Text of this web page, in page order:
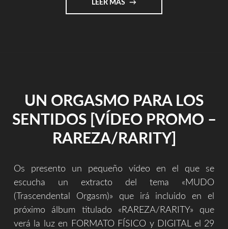
LEER MÁS "PRESENTACIÓN
DE
UN ORGASMO PARA LOS
SENTIDOS [VÍDEO PROMO –
RAREZA/RARITY]
Os presento un pequeño vídeo en el que se
escucha un extracto del tema «MUDO
(Trascendental Orgasm)» que irá incluido en el
próximo álbum titulado «RAREZA/RARITY» que
verá la luz en FORMATO FÍSICO y DIGITAL el 29